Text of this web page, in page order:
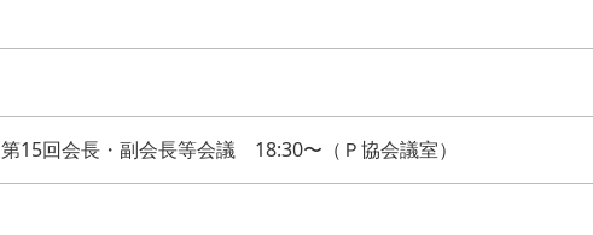
第15回会長・副会長等会議 18:30〜（Ｐ協会議室）